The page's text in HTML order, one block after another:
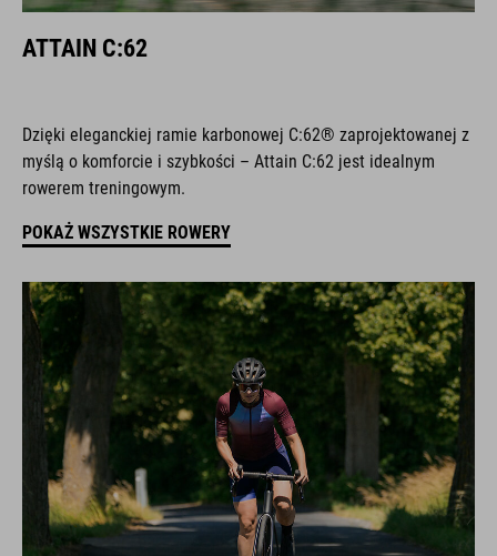
ATTAIN C:62
Dzięki eleganckiej ramie karbonowej C:62® zaprojektowanej z
myślą o komforcie i szybkości – Attain C:62 jest idealnym
rowerem treningowym.
POKAŻ WSZYSTKIE ROWERY